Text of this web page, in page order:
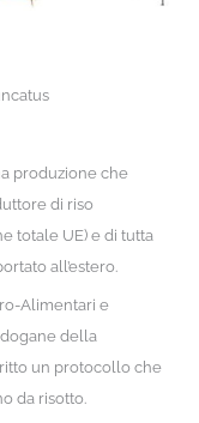
produzione che
di riso
totale UE) e di tutta
all’estero.
Alimentari e
della
un protocollo che
da risotto.